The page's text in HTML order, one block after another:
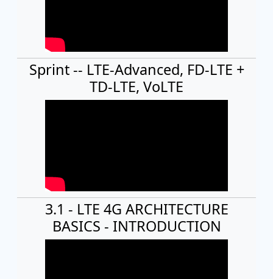
Sprint -- LTE-Advanced, FD-LTE +
TD-LTE, VoLTE
3.1 - LTE 4G ARCHITECTURE
BASICS - INTRODUCTION